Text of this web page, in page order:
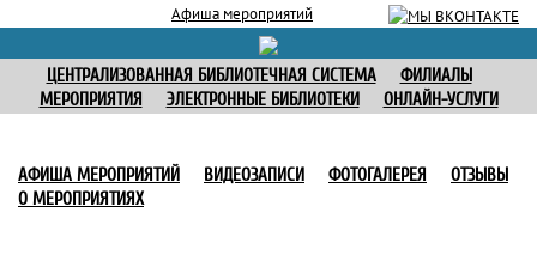
Афиша мероприятий
ЦЕНТРАЛИЗОВАННАЯ БИБЛИОТЕЧНАЯ СИСТЕМА
ФИЛИАЛЫ
МЕРОПРИЯТИЯ
ЭЛЕКТРОННЫЕ БИБЛИОТЕКИ ОНЛАЙН-УСЛУГИ
АФИША МЕРОПРИЯТИЙ ВИДЕОЗАПИСИ ФОТОГАЛЕРЕЯ
ОТЗЫВЫ
О МЕРОПРИЯТИЯХ